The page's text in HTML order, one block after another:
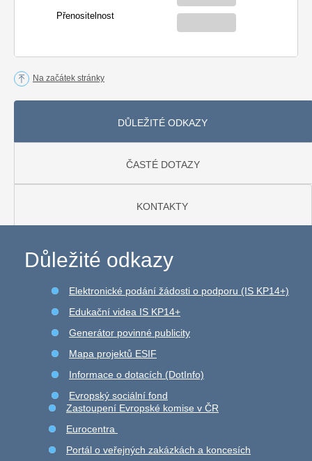
Přenositelnost
Na začátek stránky
DŮLEŽITÉ ODKAZY
ČASTÉ DOTAZY
KONTAKTY
Důležité odkazy
Elektronické podání žádosti o podporu (IS KP14+)
Edukační videa IS KP14+
Generátor povinné publicity
Mapa projektů ESIF
Informace o dotacích (DotInfo)
Evropský sociální fond
Zastoupení Evropské komise v ČR
Eurocentra
Portál o veřejných zakázkách a koncesích